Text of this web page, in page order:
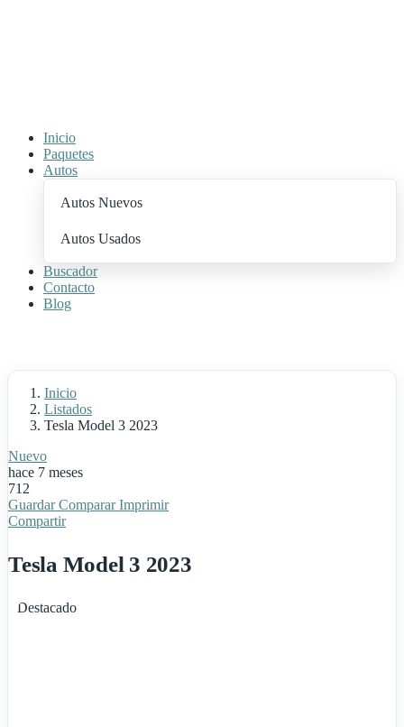
Inicio
Paquetes
Autos
Autos Nuevos
Autos Usados
Buscador
Contacto
Blog
Inicio
Listados
Tesla Model 3 2023
Nuevo
hace 7 meses
712
Guardar Comparar Imprimir
Compartir
Tesla Model 3 2023
Destacado